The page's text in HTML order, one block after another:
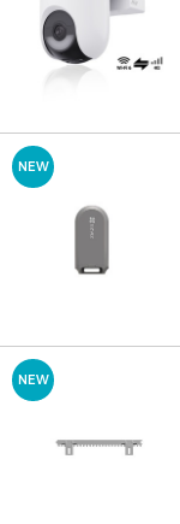
NEW
NEW